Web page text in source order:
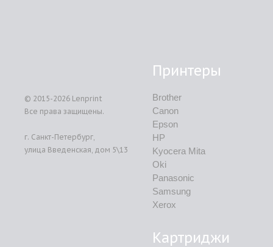
© 2015-2026 Lenprint
Все права защищены.
г. Санкт-Петербург,
улица Введенская, дом 5\13
Принтеры
Brother
Canon
Epson
HP
Kyocera Mita
Oki
Panasonic
Samsung
Xerox
Картриджи